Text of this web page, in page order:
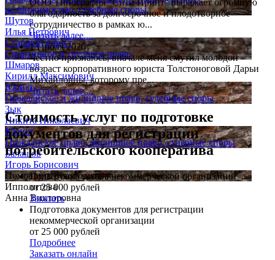
недвижимостью, судебные споры
Шутов
Илья Петрович
Старший юрист
Спортивное и трудовое право
Шмаров
Кирилл Максимович
Юрист
Гражданское и жилищное право, судебные споры
Зык
Никита Николаевич
Юрист
Гражданское право, жилищное право, судебные споры
Балашов
Игорь Борисович
Помощник руководителя
Ипполитова
Анна Викторовна
ООО Типография "Сити Принт" выражает огромную
благодарность за долгосрочное и плодотворное
сотрудничество в рамках ю...
Читать далее....
13 июля 2026
Честно признаюсь, вначале меня смутил молодой
возраст корпоративного юриста Толстоноговой Дарьи
Михайловны, которому пре...
Читать далее....
Стоимость услуг по подготовке
документов для регистрации
потребительского кооператива
Подготовка устава некоммерческой организации
от 25 000 рублей
Заказать
Подготовка документов для регистрации
некоммерческой организации
от 25 000 рублей
Подробнее
Заказать онлайн